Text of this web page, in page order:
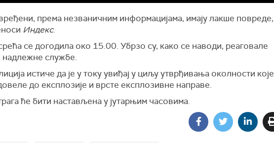
према незваничним информацијама, имају лакше повреде,
Индекс.
се догодила око 15.00. Убрзо су, како се наводи, реаговале
надлежне службе.
истиче да је у току увиђај у циљу утврђивања околности које
до експлозије и врсте експлозивне направе.
ће бити настављена у јутарњим часовима.